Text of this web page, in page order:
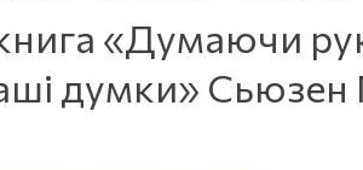
«Думаючи
думки» Сьюзен